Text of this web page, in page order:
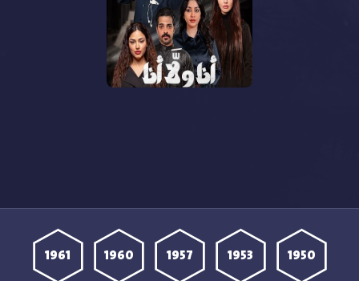
1950
1953
1957
1960
1961